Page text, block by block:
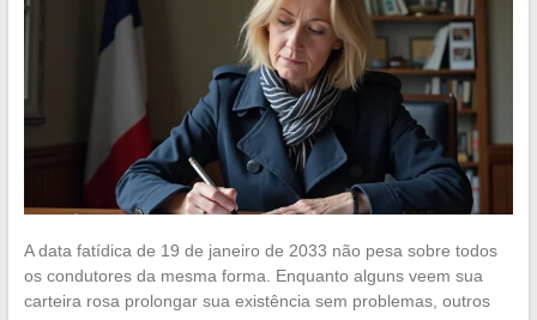
A data fatídica de 19 de janeiro de 2033 não pesa sobre todos
os condutores da mesma forma. Enquanto alguns veem sua
carteira rosa prolongar sua existência sem problemas, outros